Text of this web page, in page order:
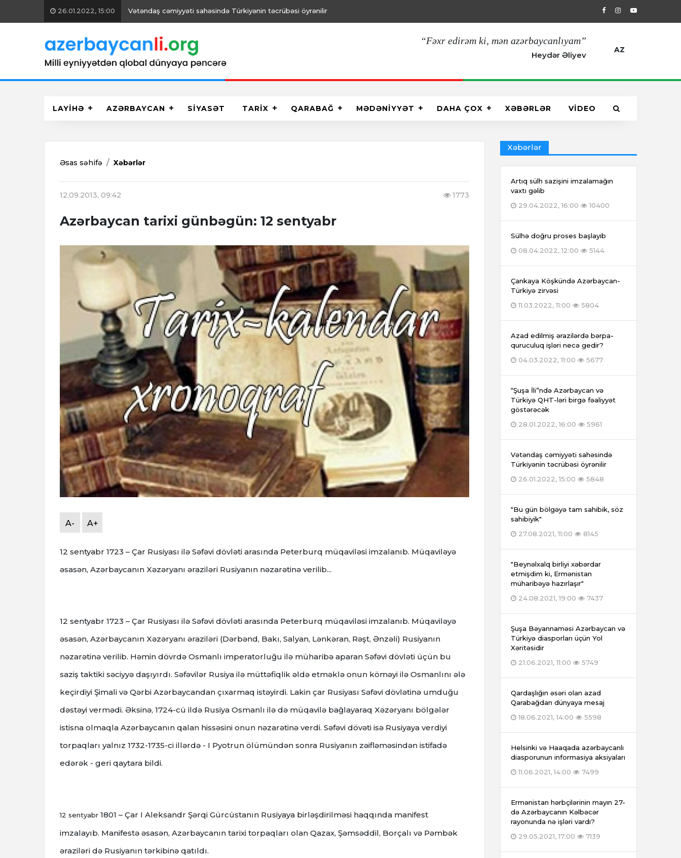
26.01.2022, 15:00 Vətəndaş cəmiyyəti sahəsində Türkiyənin təcrübəsi öyrənilir 29.04.2022, 16:00 Artıq sülh
“Fəxr edirəm ki, mən azərbaycanlıyam”
Heydər Əliyev
AZ
LAYİHƏ AZƏRBAYCAN SİYASƏT TARİX QARABAĞ MƏDƏNİYYƏT DAHA ÇOX XƏBƏRLƏR VİDEO
Əsas səhifə Xəbərlər
12.09.2013, 09:42 1773
Azərbaycan tarixi günbəgün: 12 sentyabr
A- A+
12 sentyabr 1723 – Çar Rusiyası ilə Səfəvi dövləti arasında Peterburq müqaviləsi imzalanıb. Müqaviləyə
əsasən, Azərbaycanın Xəzəryanı əraziləri Rusiyanın nəzarətinə verilib...
12 sentyabr 1723 – Çar Rusiyası ilə Səfəvi dövləti arasında Peterburq müqaviləsi imzalanıb. Müqaviləyə
əsasən, Azərbaycanın Xəzəryanı əraziləri (Dərbənd, Bakı, Salyan, Lənkəran, Rəşt, Ənzəli) Rusiyanın
nəzarətinə verilib. Həmin dövrdə Osmanlı imperatorluğu ilə müharibə aparan Səfəvi dövləti üçün bu
saziş taktiki səciyyə daşıyırdı. Səfəvilər Rusiya ilə müttəfiqlik əldə etməklə onun köməyi ilə Osmanlını ələ
keçirdiyi Şimali və Qərbi Azərbaycandan çıxarmaq istəyirdi. Lakin çar Rusiyası Səfəvi dövlətinə umduğu
dəstəyi vermədi. Əksinə, 1724-cü ildə Rusiya Osmanlı ilə də müqavilə bağlayaraq Xəzəryanı bölgələr
istisna olmaqla Azərbaycanın qalan hissəsini onun nəzarətinə verdi. Səfəvi dövəti isə Rusiyaya verdiyi
torpaqları yalnız 1732-1735-ci illərdə - I Pyotrun ölümündən sonra Rusiyanın zəifləməsindən istifadə
edərək - geri qaytara bildi.
12 sentyabr 1801 – Çar I Aleksandr Şərqi Gürcüstanın Rusiyaya birləşdirilməsi haqqında manifest
imzalayıb. Manifestə əsasən, Azərbaycanın tarixi torpaqları olan Qazax, Şəmsəddil, Borçalı və Pəmbək
əraziləri də Rusiyanın tərkibinə qatıldı.
Xəbərlər
Artıq sülh sazişini imzalamağın
vaxtı gəlib
29.04.2022, 16:00
10400
Sülhə doğru proses başlayıb
08.04.2022, 12:00
5144
Çankaya Köşkündə Azərbaycan-
Türkiyə zirvəsi
11.03.2022, 11:00
5804
Azad edilmiş ərazilərdə bərpa-
quruculuq işləri necə gedir?
04.03.2022, 11:00
5677
“Şuşa İli”ndə Azərbaycan və
Türkiyə QHT-ləri birgə fəaliyyət
göstərəcək
28.01.2022, 16:00
5961
Vətəndaş cəmiyyəti sahəsində
Türkiyənin təcrübəsi öyrənilir
26.01.2022, 15:00
5848
"Bu gün bölgəyə tam sahibik, söz
sahibiyik"
27.08.2021, 11:00
8145
"Beynəlxalq birliyi xəbərdar
etmişdim ki, Ermənistan
müharibəyə hazırlaşır"
24.08.2021, 19:00
7437
Şuşa Bəyannaməsi Azərbaycan və
Türkiyə diasporları üçün Yol
Xəritəsidir
21.06.2021, 11:00
5749
Qardaşlığın əsəri olan azad
Qarabağdan dünyaya mesaj
18.06.2021, 14:00
5598
Helsinki və Haaqada azərbaycanlı
diasporunun informasiya aksiyaları
11.06.2021, 14:00
7499
Ermənistan hərbçilərinin mayın 27-
də Azərbaycanın Kəlbəcər
rayonunda nə işləri vardı?
29.05.2021, 17:00
7139